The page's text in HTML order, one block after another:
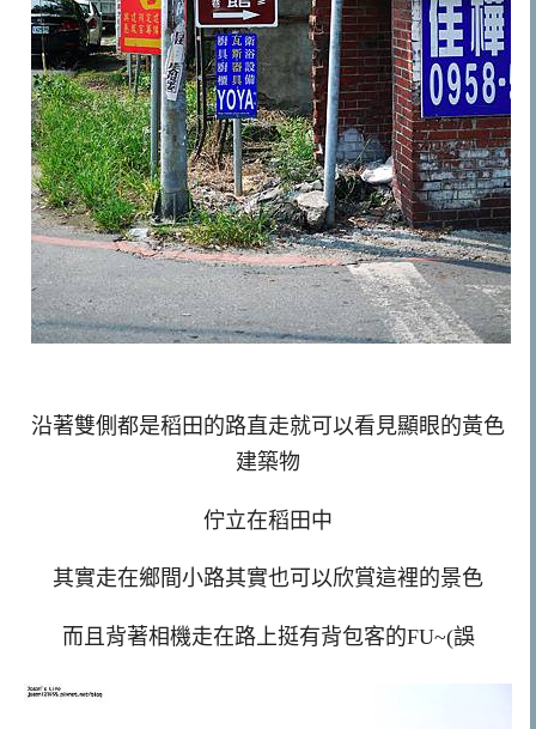
沿著雙側都是稻田的路直走就可以看見顯眼的黃色
建築物
佇立在稻田中
其實走在鄉間小路其實也可以欣賞這裡的景色
而且背著相機走在路上挺有背包客的FU~(誤